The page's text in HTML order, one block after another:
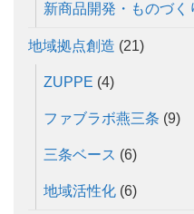
新商品開発・ものづく
地域拠点創造 (21)
ZUPPE (4)
ファブラボ燕三条 (9)
三条ベース (6)
地域活性化 (6)